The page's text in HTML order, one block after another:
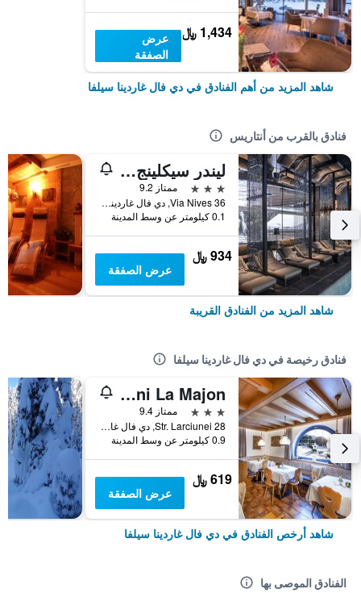
1,434 ﷼
عرض
الصفقة
شاهد المزيد من أهم الفنادق في دي فال غاردينا سيلفا
فنادق بالقرب من أنتاريس
ليندر سيكلينج هوتل
3 نجوم
ممتاز 9.2
Via Nives 36, دي فال غاردينا سيلفا, ألتو أديجي, إيطاليا
0.1 كيلومتر عن وسط المدينة
934 ﷼
عرض الصفقة
شاهد المزيد من الفنادق القريبة
فنادق رخيصة في دي فال غاردينا سيلفا
Garni La Majon
3 نجوم
ممتاز 9.4
Str. Larciunei 28, دي فال غاردينا سيلفا, ألتو أديجي, إيطاليا
0.9 كيلومتر عن وسط المدينة
619 ﷼
عرض الصفقة
شاهد أرخص الفنادق في دي فال غاردينا سيلفا
الفنادق الموصى بها